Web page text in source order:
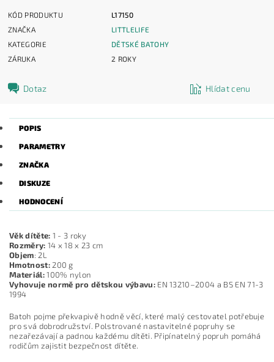
KÓD PRODUKTU
L17150
ZNAČKA
LITTLELIFE
KATEGORIE
DĚTSKÉ BATOHY
ZÁRUKA
2 ROKY
Dotaz Hlídat cenu
POPIS
PARAMETRY
ZNAČKA
DISKUZE
HODNOCENÍ
Věk dítěte: 1 - 3 roky
Rozměry: 14 x 18 x 23 cm
Objem: 2L
Hmotnost:200 g
Materiál:100% nylon
Vyhovuje normě pro dětskou výbavu:EN 13210–2004 a BS EN 71-3
1994
Batoh pojme překvapivě hodně věcí, které malý cestovatel potřebuje
pro svá dobrodružství. Polstrované nastavitelné popruhy se
nezařezávají a padnou každému dítěti. Připínatelný popruh pomáhá
rodičům zajistit bezpečnost dítěte.